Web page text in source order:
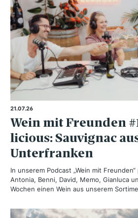
21.07.26
Wein mit Freunden
licious: Sauvignac
Unterfranken
In unserem Podcast „Wein mit
Antonia, Benni, David, Memo, Gianluca
Wochen einen Wein aus unserem